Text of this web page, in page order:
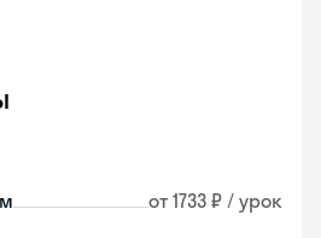
от 1733 ₽ / урок